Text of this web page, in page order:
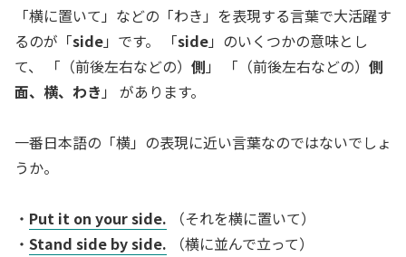
「横に置いて」などの「わき」を表現する言葉で大活躍す
るのが「side」です。 「side」のいくつかの意味とし
て、 「（前後左右などの） 側 」 「（前後左右などの） 側
面、横、わき 」 があります。
一番日本語の「横」の表現に近い言葉なのではないでしょ
うか。
・ Put it on your side. （それを横に置いて）
・ Stand side by side. （横に並んで立って）